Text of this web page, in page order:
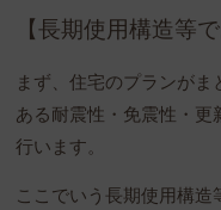
【長期使用構造等
まず、住宅のプランが
ある耐震性・免震性・更
行います。
ここでいう長期使用構